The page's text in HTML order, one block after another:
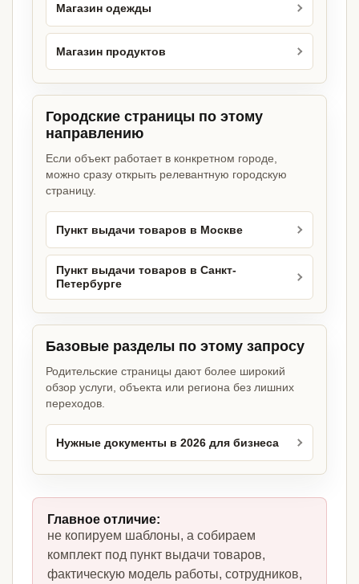
Магазин одежды
Магазин продуктов
Городские страницы по этому
направлению
Если объект работает в конкретном городе,
можно сразу открыть релевантную городскую
страницу.
Пункт выдачи товаров в Москве
Пункт выдачи товаров в Санкт-
Петербурге
Базовые разделы по этому запросу
Родительские страницы дают более широкий
обзор услуги, объекта или региона без лишних
переходов.
Нужные документы в 2026 для бизнеса
Главное отличие:
не копируем шаблоны, а собираем
комплект под пункт выдачи товаров,
фактическую модель работы, сотрудников,